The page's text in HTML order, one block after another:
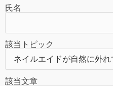
氏名
該当トピック
該当文章